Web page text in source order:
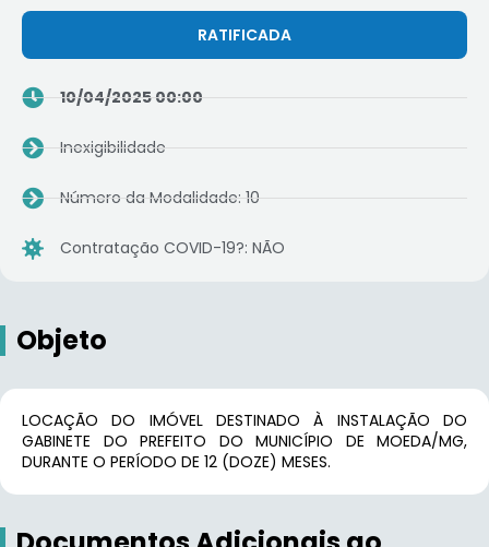
RATIFICADA
10/04/2025 00:00
Inexigibilidade
Número da Modalidade: 10
Contratação COVID-19?: NÃO
Objeto
LOCAÇÃO DO IMÓVEL DESTINADO À INSTALAÇÃO DO
GABINETE DO PREFEITO DO MUNICÍPIO DE MOEDA/MG,
DURANTE O PERÍODO DE 12 (DOZE) MESES.